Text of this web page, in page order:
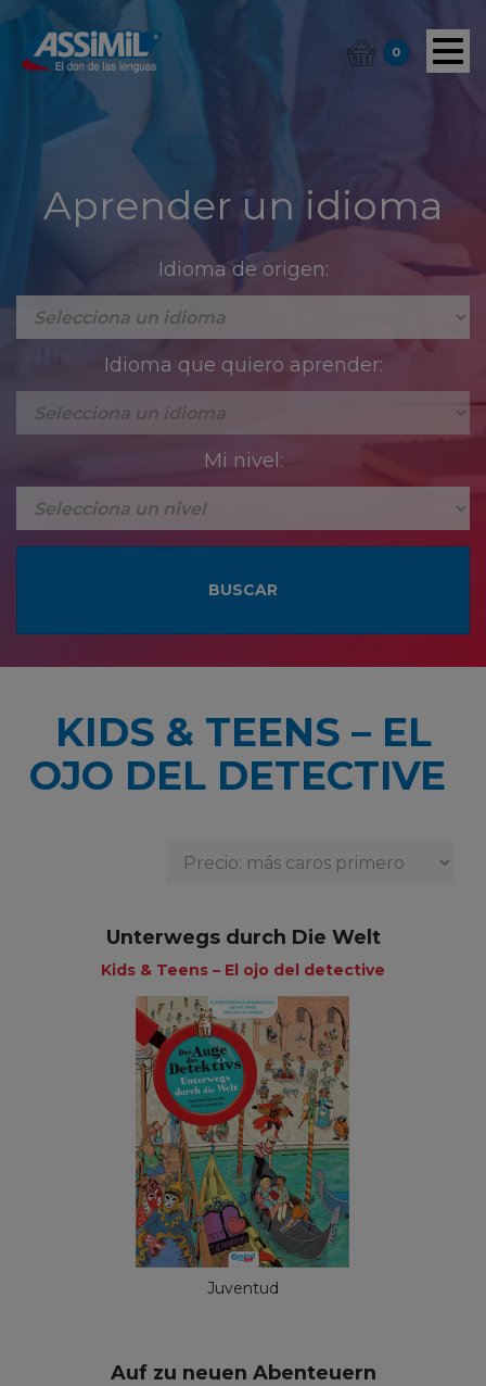
0
Aprender un idioma
Idioma de origen:
Idioma que quiero aprender:
Mi nivel:
KIDS & TEENS – EL
OJO DEL DETECTIVE
Unterwegs durch Die Welt
Kids & Teens – El ojo del detective
Juventud
Auf zu neuen Abenteuern